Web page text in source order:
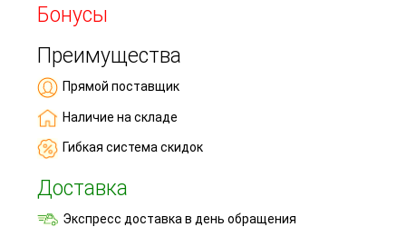
Бонусы
Преимущества
Прямой поставщик
Наличие на складе
Гибкая система скидок
Доставка
Экспресс доставка в день обращения